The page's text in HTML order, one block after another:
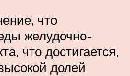
что
желудочно-
что достигается,
долей